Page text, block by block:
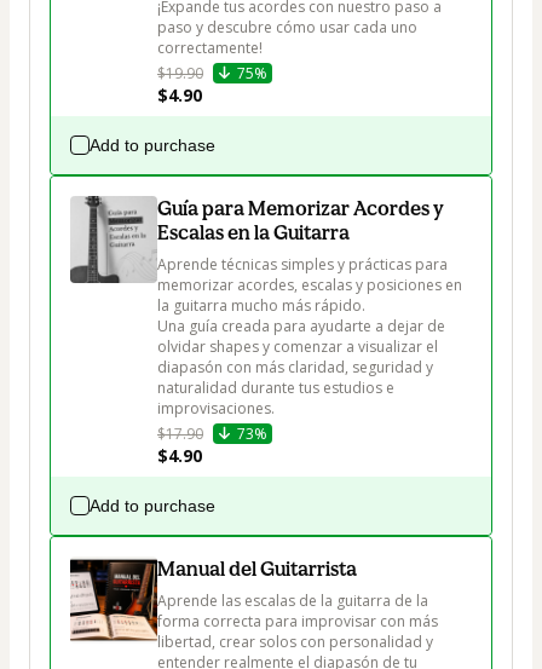
¡Expande tus acordes con nuestro paso a
paso y descubre cómo usar cada uno
correctamente!
$19.90
75%
$4.90
Add to purchase
Guía para Memorizar Acordes y
Escalas en la Guitarra
Aprende técnicas simples y prácticas para
memorizar acordes, escalas y posiciones en
la guitarra mucho más rápido.
Una guía creada para ayudarte a dejar de
olvidar shapes y comenzar a visualizar el
diapasón con más claridad, seguridad y
naturalidad durante tus estudios e
improvisaciones.
$17.90
73%
$4.90
Add to purchase
Manual del Guitarrista
Aprende las escalas de la guitarra de la
forma correcta para improvisar con más
libertad, crear solos con personalidad y
entender realmente el diapasón de tu